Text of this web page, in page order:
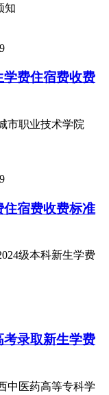
知
学费住宿费收费
市职业技术学院
住宿费收费标准
级本科新生学费
考录取新生学费
中医药高等专科学